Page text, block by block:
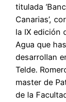
titulada
Canarias’,
la IX edición
Agua que
desarrollan
Telde.
master de
de la